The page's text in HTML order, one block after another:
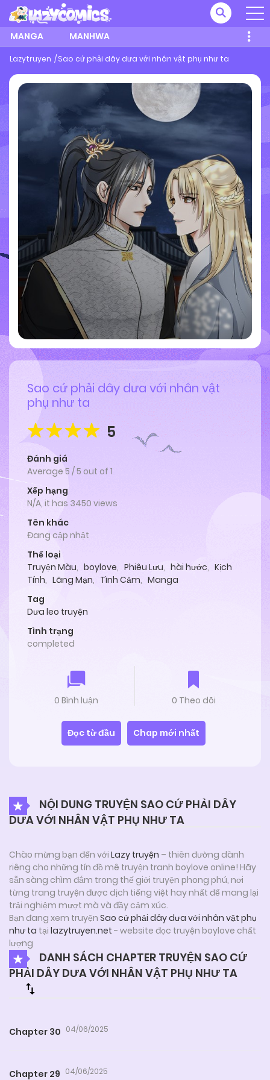
MANGA MANHWA
Lazytruyen Sao cứ phải dây dưa với nhân vật phụ như ta
Sao cứ phải dây dưa với nhân vật
phụ như ta
5
Đánh giá
Average 5 /5 out of 1
Xếp hạng
N/A, it has 3450 views
Tên khác
Đang cập nhật
Thể loại
Truyện Màu, boylove, Phiêu Lưu, hài hước, Kịch
Tính, Lãng Mạn, Tình Cảm, Manga
Tag
Dưa leo truyện
Tình trạng
completed
0 Bình luận 0 Theo dõi
Đọc từ đầu Chap mới nhất
NỘI DUNG TRUYỆN SAO CỨ PHẢI DÂY
DƯA VỚI NHÂN VẬT PHỤ NHƯ TA
Chào mừng bạn đến với Lazy truyện – thiên đường dành
riêng cho những tín đồ mê truyện tranh boylove online! Hãy
sẵn sàng chìm đắm trong thế giới truyện phong phú, nơi
từng trang truyện được dịch tiếng việt hay nhất để mang lại
trải nghiệm mượt mà và đầy cảm xúc.
Bạn đang xem truyện Sao cứ phải dây dưa với nhân vật phụ
như ta tại lazytruyen.net - website đọc truyện boylove chất
lượng
DANH SÁCH CHAPTER TRUYỆN SAO CỨ
PHẢI DÂY DƯA VỚI NHÂN VẬT PHỤ NHƯ TA
Chapter 30 04/06/2025
Chapter 29 04/06/2025